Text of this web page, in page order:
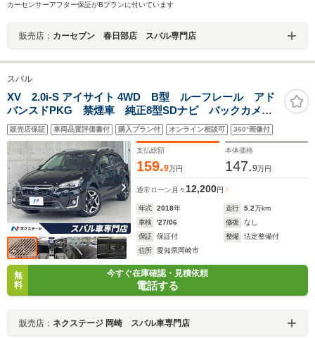
カーセンサーアフター保証がBプランに付いています
販売店： カーセブン 春日部店 スバル専門店
スバル
XV 2.0i-S アイサイト 4WD B型 ルーフレール アド
バンスドPKG 禁煙車 純正8型SDナビ バックカメ
ラ ETC ドラレコ LEDヘッド スマートキー パド
ルシフト Bluetooth接続 パワーシート X-MODE
販売店保証 車両品質評価書付 購入プラン付 オンライン相談可 360°画像付
支払総額
159.9万円
本体価格
147.9万円
通常ローン 月々 12,200円
年式 2018年 走行 5.2万km
車検
'27/06 修復
なし
保証
保証付 整備
法定整備付
住所
愛知県岡崎市
無
料
今すぐ在庫確認・見積依頼
電話する
販売店： ネクステージ 岡崎 スバル車専門店